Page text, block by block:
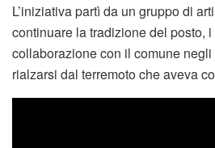
L’iniziativa partì da un gruppo di
continuare la tradizione del posto,
collaborazione con il comune
rialzarsi dal terremoto che aveva